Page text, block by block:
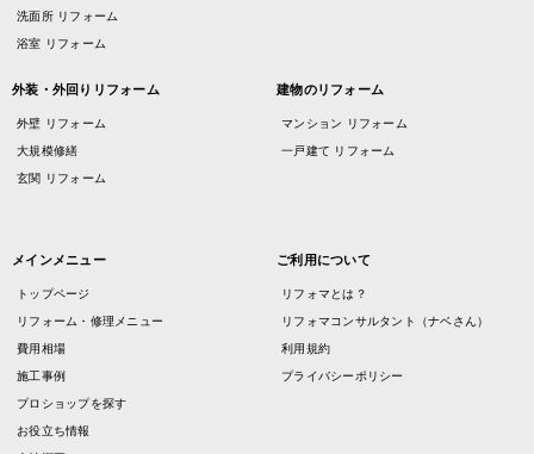
洗面所 リフォーム
浴室 リフォーム
外装・外回りリフォーム
外壁 リフォーム
大規模修繕
玄関 リフォーム
建物のリフォーム
マンション リフォーム
一戸建て リフォーム
メインメニュー
トップページ
リフォーム・修理メニュー
費用相場
施工事例
プロショップを探す
お役立ち情報
ご利用について
リフォマとは？
リフォマコンサルタント（ナベさん）
利用規約
プライバシーポリシー